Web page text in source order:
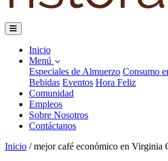
Inicio
Menú
Especiales de Almuerzo Consumo
Bebidas Eventos Hora Feliz
Comunidad
Empleos
Sobre Nosotros
Contáctanos
Inicio / mejor café económico en Virginia